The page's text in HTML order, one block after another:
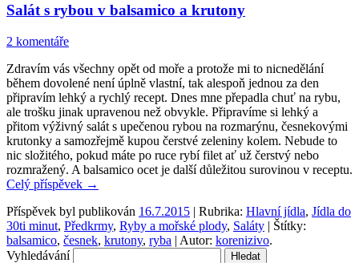
Salát s rybou v balsamico a krutony
2 komentáře
Zdravím vás všechny opět od moře a protože mi to nicnedělání
během dovolené není úplně vlastní, tak alespoň jednou za den
připravím lehký a rychlý recept. Dnes mne přepadla chuť na rybu,
ale trošku jinak upravenou než obvykle. Připravíme si lehký a
přitom výživný salát s upečenou rybou na rozmarýnu, česnekovými
krutonky a samozřejmě kupou čerstvé zeleniny kolem. Nebude to
nic složitého, pokud máte po ruce rybí filet ať už čerstvý nebo
rozmražený. A balsamico ocet je další důležitou surovinou v receptu.
Celý příspěvek →
Příspěvek byl publikován 16.7.2015 | Rubrika: Hlavní jídla, Jídla do
30ti minut, Předkrmy, Ryby a mořské plody, Saláty | Štítky:
balsamico, česnek, krutony, ryba | Autor: korenizivo.
Vyhledávání